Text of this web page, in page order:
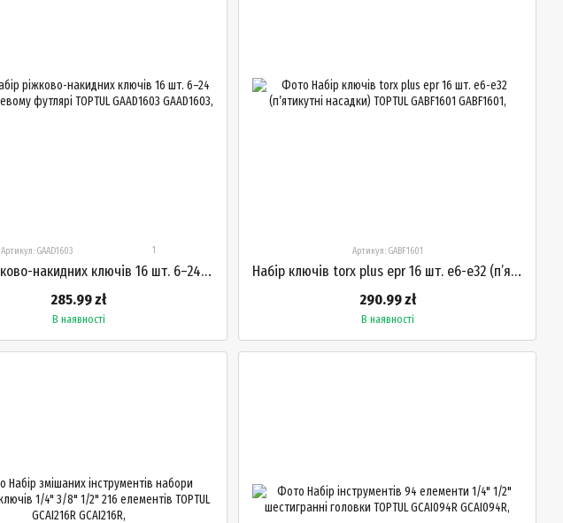
Артикул: GAAD1603 1
Набір ріжково-накидних ключів 16 шт. 6–24 мм у металевому футлярі TOPTUL GAAD1603
285.99 zł
В наявності
Артикул: GABF1601
Набір ключів torx plus epr 16 шт. e6-e32 (п’ятикутні насадки) TOPTUL GABF1601
290.99 zł
В наявності